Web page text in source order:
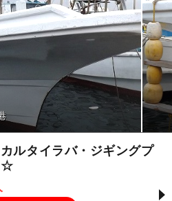
カルタイラバ・ジギングプ
☆